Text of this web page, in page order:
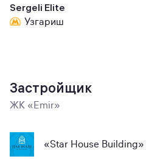
Sergeli Elite
Узгариш
Застройщик
ЖК «Emir»
«Star House Building»